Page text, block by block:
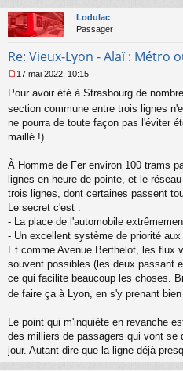
u
Lodulac
Passager
Re: Vieux-Lyon - Alaï : Métro
e
s
a
g
n
o
n
l
u
17 mai 2022, 10:15
Pour avoir été à Strasbourg de
section commune entre trois lignes
ne pourra de toute façon pas l'éviter
maillé !)
À Homme de Fer environ 100 trams
lignes en heure de pointe, et le
trois lignes, dont certaines passent
Le secret c'est :
- La place de l'automobile
- Un excellent système de priorité aux
Et comme Avenue Berthelot, les flux
souvent possibles (les deux passant
ce qui facilite beaucoup les choses.
de faire ça à Lyon, en s'y prenant bien
Le point qui m'inquiète en revanche
des milliers de passagers qui vont se
jour. Autant dire que la ligne déjà